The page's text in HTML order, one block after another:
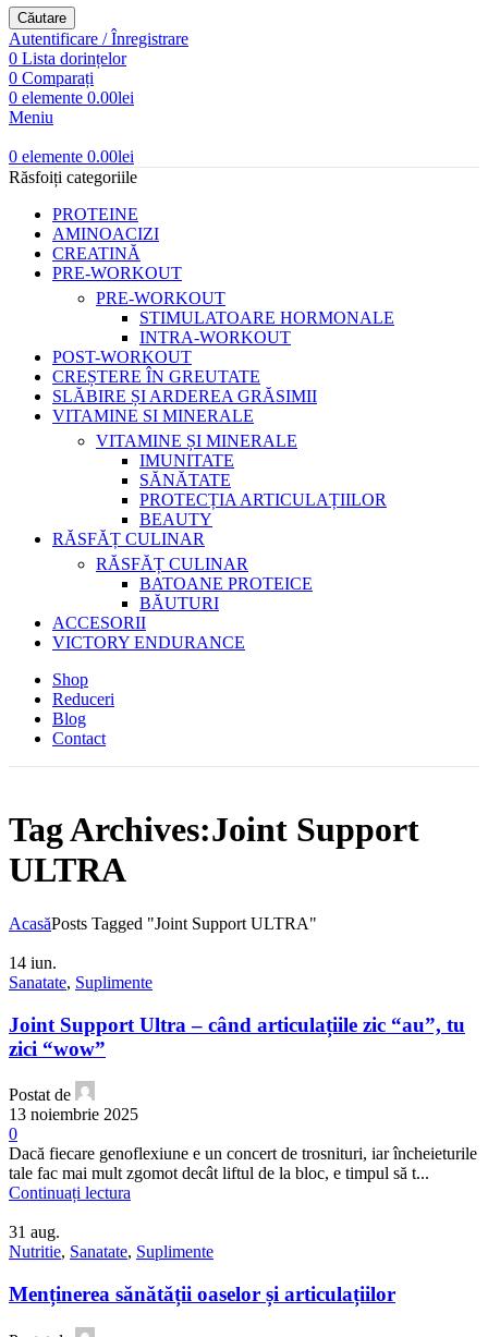
Căutare
Autentificare / Înregistrare
0 Lista dorințelor
0 Comparați
0 elemente 0.00lei
Meniu
0 elemente 0.00lei
Răsfoiți categoriile
PROTEINE
AMINOACIZI
CREATINĂ
PRE-WORKOUT
PRE-WORKOUT
STIMULATOARE HORMONALE
INTRA-WORKOUT
POST-WORKOUT
CREȘTERE ÎN GREUTATE
SLĂBIRE ȘI ARDEREA GRĂSIMII
VITAMINE SI MINERALE
VITAMINE ȘI MINERALE
IMUNITATE
SĂNĂTATE
PROTECȚIA ARTICULAȚIILOR
BEAUTY
RĂSFĂȚ CULINAR
RĂSFĂȚ CULINAR
BATOANE PROTEICE
BĂUTURI
ACCESORII
VICTORY ENDURANCE
Shop
Reduceri
Blog
Contact
Tag Archives:Joint Support
ULTRA
AcasăPosts Tagged "Joint Support ULTRA"
14 iun.
Sanatate, Suplimente
Joint Support Ultra – când articulațiile zic “au”, tu
zici “wow”
Postat de
13 noiembrie 2025
0
Dacă fiecare genoflexiune e un concert de trosnituri, iar încheieturile
tale fac mai mult zgomot decât liftul de la bloc, e timpul să t...
Continuați lectura
31 aug.
Nutritie, Sanatate, Suplimente
Menținerea sănătății oaselor și articulațiilor